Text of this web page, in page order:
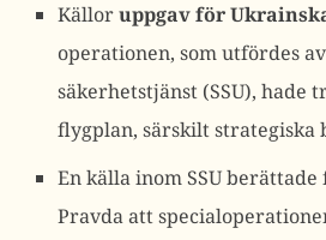
Källoruppgav för
operationen, som utfördes
säkerhetstjänst (SSU), hade
flygplan, särskilt strategiska
En källa inom SSU
Pravda att